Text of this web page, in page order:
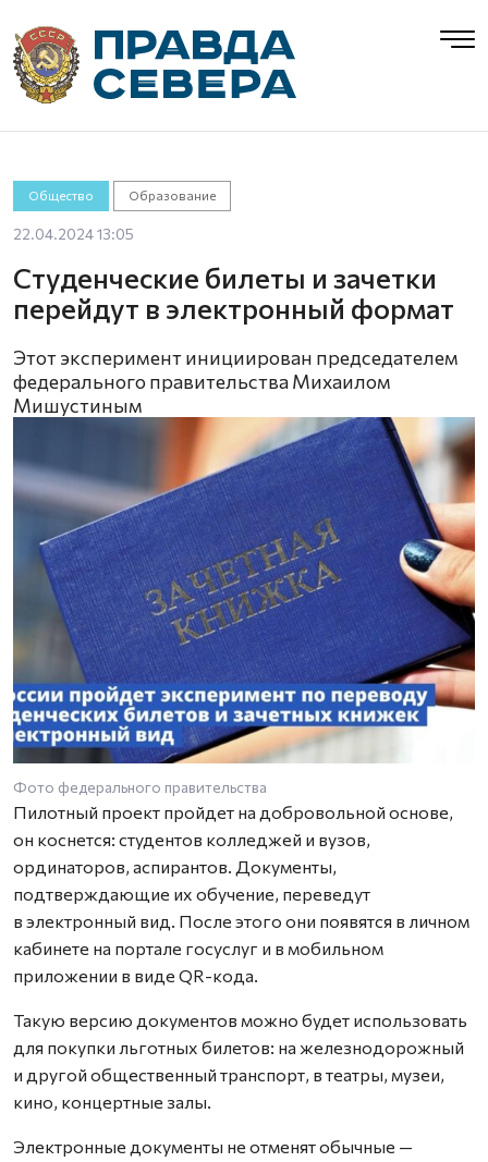
Общество Образование
22.04.2024 13:05
Студенческие билеты и зачетки
перейдут в электронный формат
Этот эксперимент инициирован председателем
федерального правительства Михаилом
Мишустиным
Фото федерального правительства
Пилотный проект пройдет на добровольной основе,
он коснется: студентов колледжей и вузов,
ординаторов, аспирантов. Документы,
подтверждающие их обучение, переведут
в электронный вид. После этого они появятся в личном
кабинете на портале госуслуг и в мобильном
приложении в виде QR-кода.
Такую версию документов можно будет использовать
для покупки льготных билетов: на железнодорожный
и другой общественный транспорт, в театры, музеи,
кино, концертные залы.
Электронные документы не отменят обычные —